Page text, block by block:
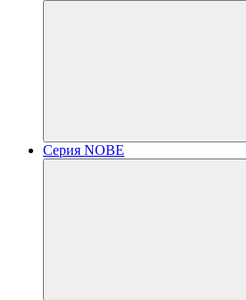
Серия NOBE